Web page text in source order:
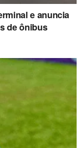
e anuncia
de ônibus